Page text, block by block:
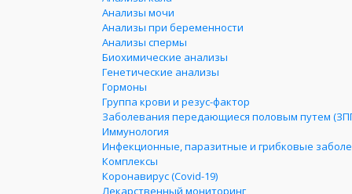
Анализы мочи
Анализы при беременности
Анализы спермы
Биохимические анализы
Генетические анализы
Гормоны
Группа крови и резус-фактор
Заболевания передающиеся половым путем
Иммунология
Инфекционные, паразитные и грибковые
Комплексы
Коронавирус (Covid-19)
Лекарственный мониторинг